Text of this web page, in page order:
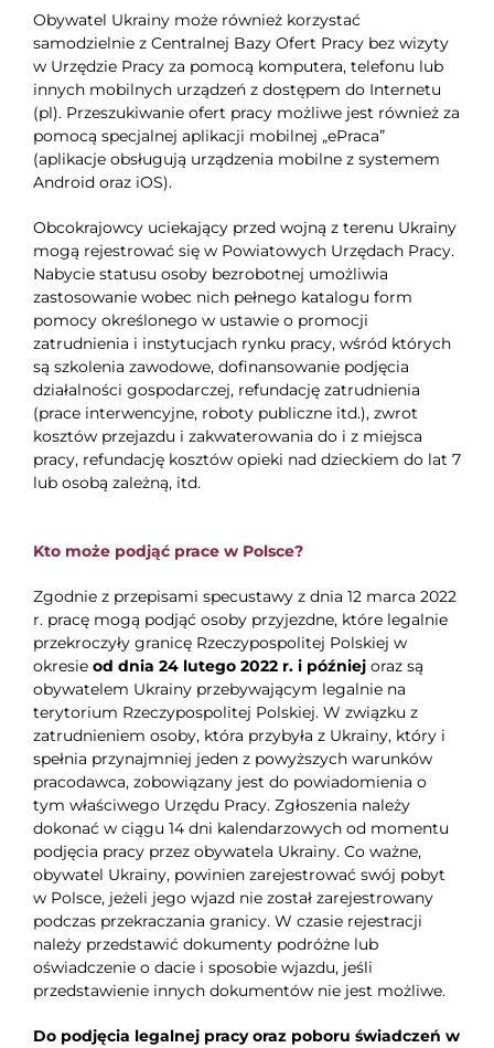
Obywatel Ukrainy może również korzystać
samodzielnie z Centralnej Bazy Ofert Pracy bez wizyty
w Urzędzie Pracy za pomocą komputera, telefonu lub
innych mobilnych urządzeń z dostępem do Internetu
(pl). Przeszukiwanie ofert pracy możliwe jest również za
pomocą specjalnej aplikacji mobilnej „ePraca”
(aplikacje obsługują urządzenia mobilne z systemem
Android oraz iOS).
Obcokrajowcy uciekający przed wojną z terenu Ukrainy
mogą rejestrować się w Powiatowych Urzędach Pracy.
Nabycie statusu osoby bezrobotnej umożliwia
zastosowanie wobec nich pełnego katalogu form
pomocy określonego w ustawie o promocji
zatrudnienia i instytucjach rynku pracy, wśród których
są szkolenia zawodowe, dofinansowanie podjęcia
działalności gospodarczej, refundację zatrudnienia
(prace interwencyjne, roboty publiczne itd.), zwrot
kosztów przejazdu i zakwaterowania do i z miejsca
pracy, refundację kosztów opieki nad dzieckiem do lat 7
lub osobą zależną, itd.
Kto może podjąć prace w Polsce?
Zgodnie z przepisami specustawy z dnia 12 marca 2022
r. pracę mogą podjąć osoby przyjezdne, które legalnie
przekroczyły granicę Rzeczypospolitej Polskiej w
okresie od dnia 24 lutego 2022 r. i później oraz są
obywatelem Ukrainy przebywającym legalnie na
terytorium Rzeczypospolitej Polskiej. W związku z
zatrudnieniem osoby, która przybyła z Ukrainy, który i
spełnia przynajmniej jeden z powyższych warunków
pracodawca, zobowiązany jest do powiadomienia o
tym właściwego Urzędu Pracy. Zgłoszenia należy
dokonać w ciągu 14 dni kalendarzowych od momentu
podjęcia pracy przez obywatela Ukrainy. Co ważne,
obywatel Ukrainy, powinien zarejestrować swój pobyt
w Polsce, jeżeli jego wjazd nie został zarejestrowany
podczas przekraczania granicy. W czasie rejestracji
należy przedstawić dokumenty podróżne lub
oświadczenie o dacie i sposobie wjazdu, jeśli
przedstawienie innych dokumentów nie jest możliwe.
Do podjęcia legalnej pracy oraz poboru świadczeń w